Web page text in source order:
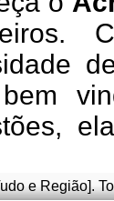
em
e Região].